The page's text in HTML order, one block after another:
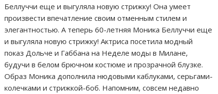
Беллуччи еще и выгуляла новую стрижку! Она умеет
произвести впечатление своим отменным стилем и
элегантностью. А теперь 60-летняя Моника Беллуччи еще
и выгуляла новую стрижку! Актриса посетила модный
показ Дольче и Габбана на Неделе моды в Милане,
будучи в белом брючном костюме и прозрачной блузке.
Образ Моника дополнила нюдовыми каблуками, серьгами-
колечками и стрижкой-боб. Напомним, совсем недавно